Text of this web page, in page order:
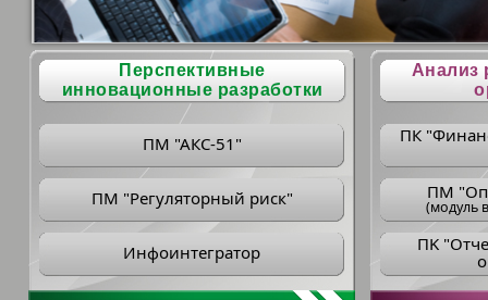
Перспективные
инновационные разработки
ПМ "АКС-51"
ПМ "Регуляторный риск"
Инфоинтегратор
Анализ
ПК
ПM
(модуль
ПK